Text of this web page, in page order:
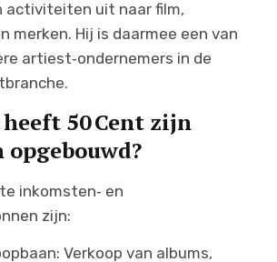
activiteiten uit naar film,
merken. Hij is daarmee een van
artiest‑ondernemers in de
50 Cent zijn
opgebouwd?
inkomsten‑ en
zijn:
Verkoop van albums,